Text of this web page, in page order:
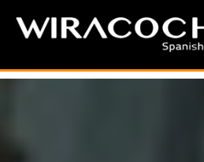
naar
inhoud
Kinderopvang
Vrijwilligerswerk